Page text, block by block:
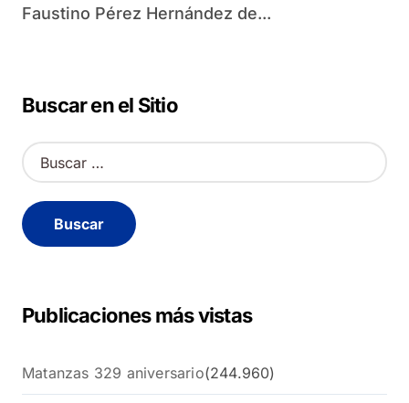
Faustino Pérez Hernández de...
Buscar en el Sitio
B
u
c
a
Publicaciones más vistas
Matanzas 329 aniversario(244.960)